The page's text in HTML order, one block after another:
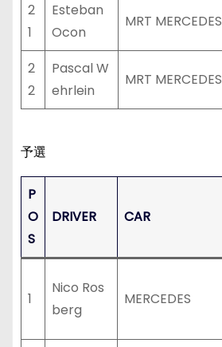
2
1
Esteban
Ocon
MRT MERCEDES
2
2
Pascal W
ehrlein
MRT MERCEDES
予選
P
O
S
DRIVER CAR
1
Nico Ros
berg
MERCEDES